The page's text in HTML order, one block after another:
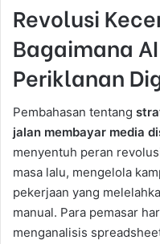
Revolusi
Bagaimana
Periklanan
Pembahasan tentang
jalan membayar media
menyentuh peran
masa lalu, mengelola
pekerjaan yang
manual. Para pemasar
menganalisis